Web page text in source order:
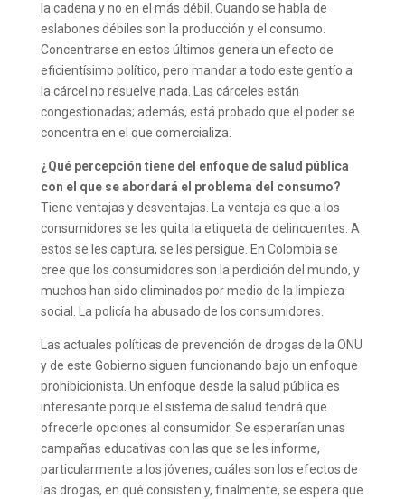
la cadena y no en el más débil. Cuando se habla de
eslabones débiles son la producción y el consumo.
Concentrarse en estos últimos genera un efecto de
eficientísimo político, pero mandar a todo este gentío a
la cárcel no resuelve nada. Las cárceles están
congestionadas; además, está probado que el poder se
concentra en el que comercializa.
¿Qué percepción tiene del enfoque de salud pública
con el que se abordará el problema del consumo?
Tiene ventajas y desventajas. La ventaja es que a los
consumidores se les quita la etiqueta de delincuentes. A
estos se les captura, se les persigue. En Colombia se
cree que los consumidores son la perdición del mundo, y
muchos han sido eliminados por medio de la limpieza
social. La policía ha abusado de los consumidores.
Las actuales políticas de prevención de drogas de la ONU
y de este Gobierno siguen funcionando bajo un enfoque
prohibicionista. Un enfoque desde la salud pública es
interesante porque el sistema de salud tendrá que
ofrecerle opciones al consumidor. Se esperarían unas
campañas educativas con las que se les informe,
particularmente a los jóvenes, cuáles son los efectos de
las drogas, en qué consisten y, finalmente, se espera que